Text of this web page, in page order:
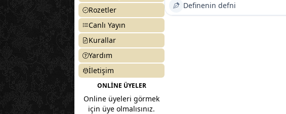
Rozetler
Canlı Yayın
Kurallar
Yardım
İletişim
ONLİNE ÜYELER
Online üyeleri görmek
için üye olmalısınız.
Definenin defni